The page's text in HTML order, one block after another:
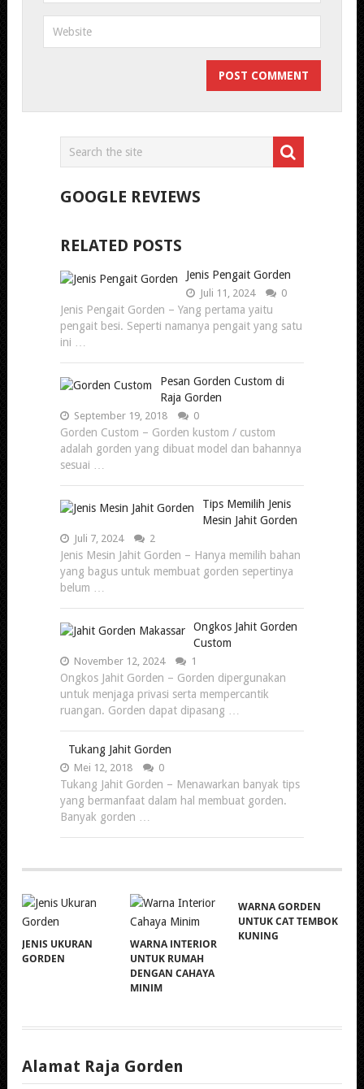
GOOGLE REVIEWS
RELATED POSTS
Jenis Pengait Gorden
Juli 11, 2024 0
Jenis Pengait Gorden – Yang pertama yaitu
pengait besi. Seperti namanya pengait yang satu
ini …
Pesan Gorden Custom di
Raja Gorden
September 19, 2018 0
Gorden Custom – Gorden kustom / custom
adalah gorden yang dibuat model dan bahannya
sesuai …
Tips Memilih Jenis
Mesin Jahit Gorden
Juli 7, 2024 2
Jenis Mesin Jahit Gorden – Hanya memilih bahan
yang bagus untuk membuat gorden sepertinya
belum …
Ongkos Jahit Gorden
Custom
November 12, 2024 1
Ongkos Jahit Gorden – Gorden dipergunakan
untuk menjaga privasi serta mempercantik
ruangan. Gorden dapat dipasang …
Tukang Jahit Gorden
Mei 12, 2018 0
Tukang Jahit Gorden – Menawarkan banyak tips
yang bermanfaat dalam hal membuat gorden.
Banyak gorden …
JENIS UKURAN
GORDEN
WARNA INTERIOR
UNTUK RUMAH
DENGAN CAHAYA
MINIM
WARNA GORDEN
UNTUK CAT TEMBOK
KUNING
Alamat Raja Gorden